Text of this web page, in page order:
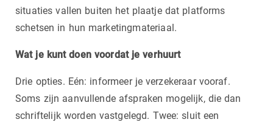
situaties vallen buiten het plaatje dat platforms
schetsen in hun marketingmateriaal.
Wat je kunt doen voordat je verhuurt
Drie opties. Eén: informeer je verzekeraar vooraf.
Soms zijn aanvullende afspraken mogelijk, die dan
schriftelijk worden vastgelegd. Twee: sluit een